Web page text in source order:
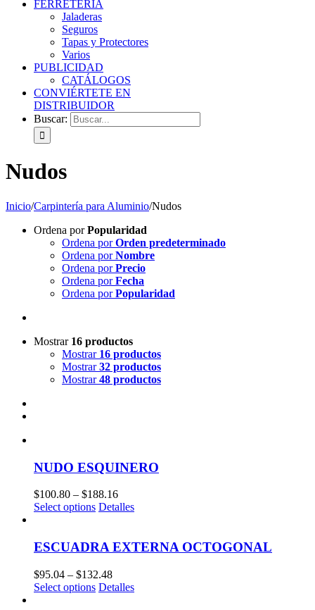
FERRETERÍA
Jaladeras
Seguros
Tapas y Protectores
Varios
PUBLICIDAD
CATÁLOGOS
CONVIÉRTETE EN
DISTRIBUIDOR
Buscar:
Nudos
Inicio/Carpintería para Aluminio/Nudos
Ordena porPopularidad
Ordena porOrden predeterminado
Ordena porNombre
Ordena porPrecio
Ordena porFecha
Ordena porPopularidad
Mostrar 16 productos
Mostrar 16 productos
Mostrar32 productos
Mostrar48 productos
NUDO ESQUINERO
$100.80 – $188.16
Select options Detalles
ESCUADRA EXTERNA OCTOGONAL
$95.04 – $132.48
Select options Detalles